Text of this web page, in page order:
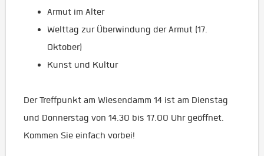
Armut im Alter
Welttag zur Überwindung der Armut (17.
Oktober)
Kunst und Kultur
Der Treffpunkt am Wiesendamm 14 ist am Dienstag
und Donnerstag von 14.30 bis 17.00 Uhr geöffnet.
Kommen Sie einfach vorbei!